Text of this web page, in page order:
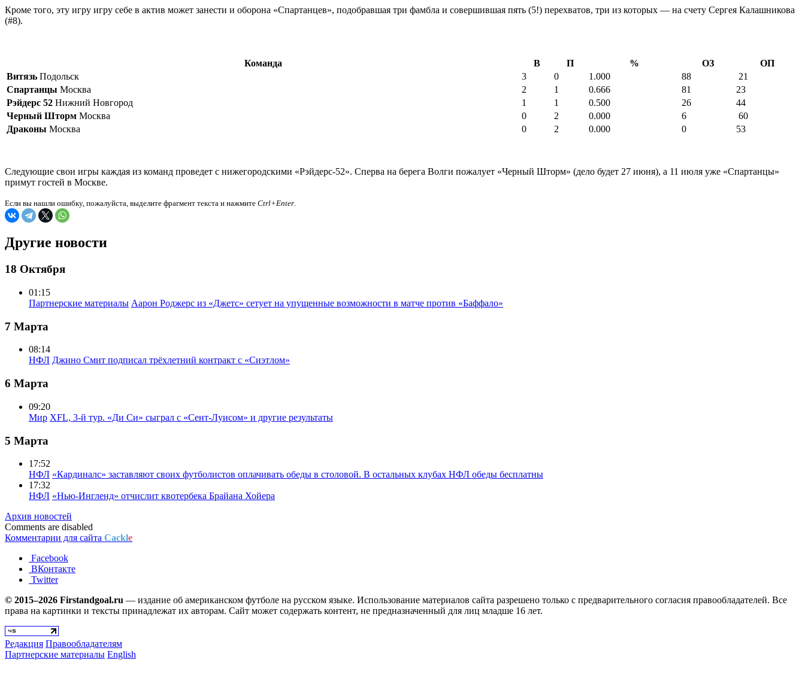
Кроме того, эту игру игру себе в актив может занести и оборона «Спартанцев», подобравшая три фамбла и совершившая пять (5!) перехватов, три из которых — на счету Сергея Калашникова
(#8).
Команда В П % ОЗ
ОП
Витязь Подольск 3 0 1.000 88
21
Спартанцы Москва 2 1 0.666 81
23
Рэйдерс 52 Нижний Новгород 1 1 0.500 26
44
Черный Шторм Москва 0 2 0.000 6
60
Драконы Москва 0 2 0.000 0 53
Следующие свои игры каждая из команд проведет с нижегородскими «Рэйдерс-52». Сперва на берега Волги пожалует «Черный Шторм» (дело будет 27 июня), а 11 июля уже «Спартанцы»
примут гостей в Москве.
Если вы нашли ошибку, пожалуйста, выделите фрагмент текста и нажмите Ctrl+Enter.
Другие новости
18 Октября
01:15
Партнерские материалы Аарон Роджерс из «Джетс» сетует на упущенные возможности в матче против «Баффало»
7 Марта
08:14
НФЛ Джино Смит подписал трёхлетний контракт с «Сиэтлом»
6 Марта
09:20
Мир XFL, 3-й тур. «Ди Си» сыграл с «Сент-Луисом» и другие результаты
5 Марта
17:52
НФЛ «Кардиналс» заставляют своих футболистов оплачивать обеды в столовой. В остальных клубах НФЛ обеды бесплатны
17:32
НФЛ «Нью-Ингленд» отчислит квотербека Брайана Хойера
Архив новостей
Comments are disabled
Комментарии для сайта Cackle
Facebook
ВКонтакте
Twitter
© 2015–2026 Firstandgoal.ru — издание об американском футболе на русском языке. Использование материалов cайта разрешено только с предварительного согласия правообладателей. Все
права на картинки и тексты принадлежат их авторам. Сайт может содержать контент, не предназначенный для лиц младше 16 лет.
Редакция Правообладателям
Партнерские материалы English